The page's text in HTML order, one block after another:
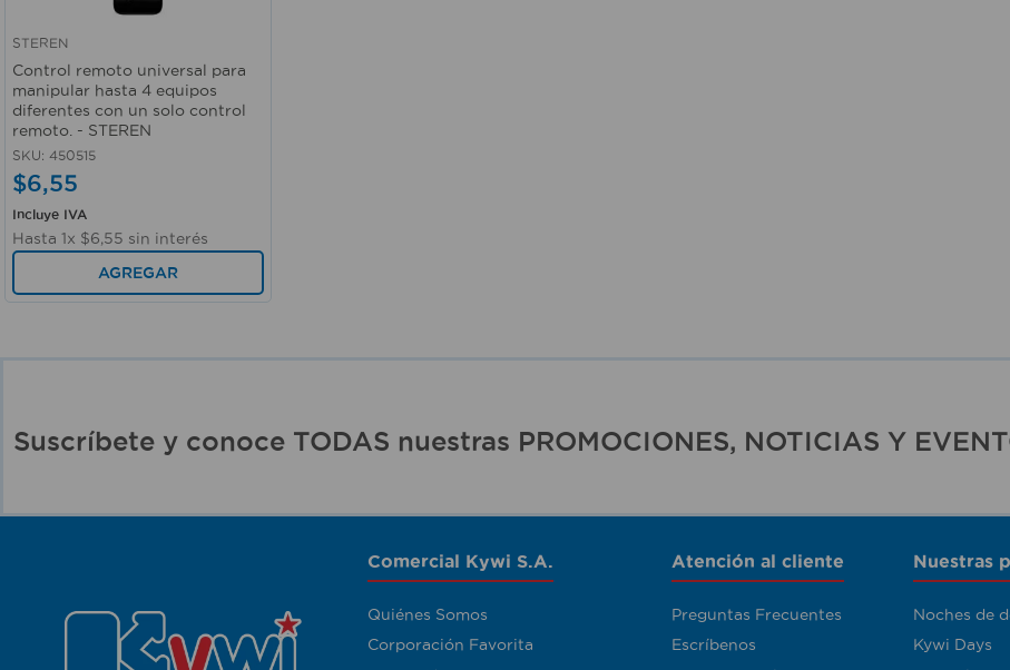
STEREN
Control remoto universal para
manipular hasta 4 equipos
diferentes con un solo control
remoto. - STEREN
SKU: 450515
$6,55
Incluye IVA
Hasta 1x $6,55 sin interés
AGREGAR
Suscríbete y conoce TODAS nuestras PROMOCIONES, NOTICIAS Y
Comercial Kywi S.A.
Quiénes Somos
Corporación Favorita
Atención al cliente
Preguntas Frecuentes
Escríbenos
Nuestras
Noches de
Kywi Days